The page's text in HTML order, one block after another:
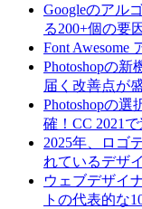
Googleのアル
る200+個の要
Font Awesome
Photoshopの
届く改善点が
Photoshopの
確！CC 2021
2025年、ロゴ
れているデザ
ウェブデザイ
トの代表的な